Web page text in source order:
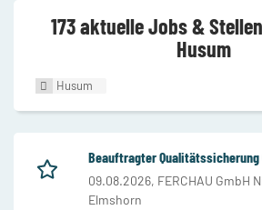
173 aktuelle Jobs &
Husum
Husum
Beauftragter
09.08.2026, FERCHAU GmbH
Elmshorn